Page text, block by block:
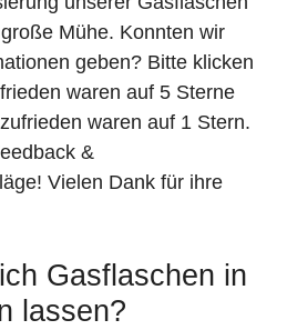
Mühe. Konnten wir
geben? Bitte klicken
waren auf 5 Sterne
waren auf 1 Stern.
&
Vielen Dank für ihre
Gasflaschen in
lassen?